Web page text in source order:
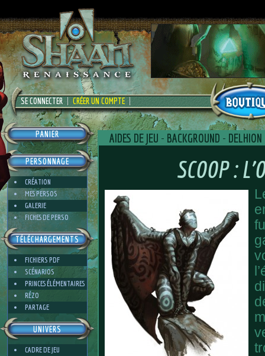
SE CONNECTER CRÉER UN COMPTE
PANIER
PERSONNAGE
CRÉATION
MES PERSOS
GALERIE
FICHES DE PERSO
TÉLÉCHARGEMENTS
FICHIERS PDF
SCÉNARIOS
PRINCES ÉLÉMENTAIRES
RÉZO
PARTAGE
UNIVERS
CADRE DE JEU
AIDES DE JEU - BACKGROUND - DELHION
SCOOP :